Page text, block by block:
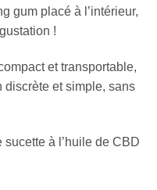
gum placé à l’intérieur,
!
et transportable,
discrète et simple, sans
à l’huile de CBD